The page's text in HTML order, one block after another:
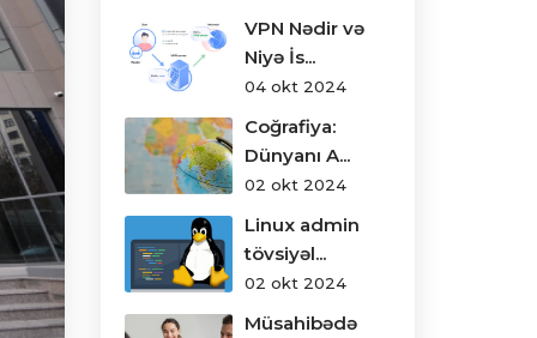
VPN Nədir və
Niyə İs...
04 okt 2024
Coğrafiya:
Dünyanı A...
02 okt 2024
Linux admin
tövsiyəl...
02 okt 2024
Müsahibədə